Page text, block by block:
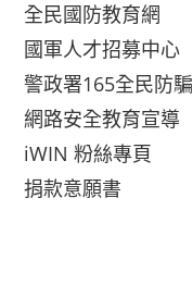
全民國防教育網
國軍人才招募中心
警政署165全民防騙
網路安全教育宣導
iWIN 粉絲專頁
捐款意願書